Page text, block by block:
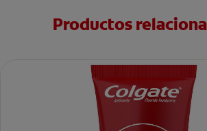
Productos